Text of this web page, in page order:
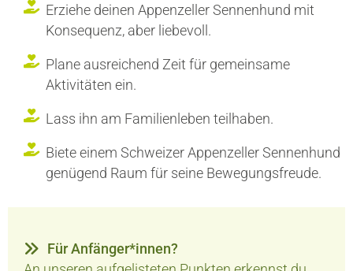
Erziehe deinen Appenzeller Sennenhund mit
Konsequenz, aber liebevoll.
Plane ausreichend Zeit für gemeinsame
Aktivitäten ein.
Lass ihn am Familienleben teilhaben.
Biete einem Schweizer Appenzeller Sennenhund
genügend Raum für seine Bewegungsfreude.
Für Anfänger*innen?